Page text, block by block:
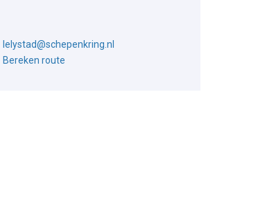
lelystad@schepenkring.nl
Bereken route